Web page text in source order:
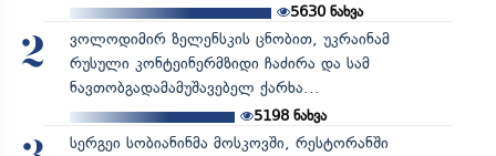
5630ნახვა
2
ვოლოდიმირ ზელენსკის ცნობით, უკრაინამ
რუსული კონტეინერმზიდი ჩაძირა და სამ
ნავთობგადამამუშავებელ ქარხა...
5198ნახვა
სერგეი სობიანინმა მოსკოვში, რესტორანში